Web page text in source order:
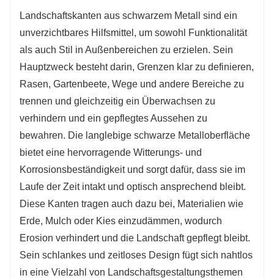
verschiedene Landschaftsstile von modern bis
traditionell. Das schwarze Finish fügt sich
nahtlos in die natürliche Umgebung ein und
verleiht ihm gleichzeitig einen Hauch von
Raffinesse. Es hilft auch dabei, Bodenerosion
zu kontrollieren, Mulch oder Kies
zurückzuhalten und unterstützt die Schaffung
von Hochbeeten oder abgestuften
Landschaften. Die langlebigen und
wetterbeständigen schwarzen Metallkanten
für die Aufrechterhaltung ordentlicher, optisch
ansprechender und gut strukturierter
Außenumgebungen sowohl bei Wohn- als auch
bei Gewerbeprojekten.
Landschaftskanten aus schwarzem Metall sind ein
unverzichtbares Hilfsmittel, um sowohl Funktionalität
als auch Stil in Außenbereichen zu erzielen. Sein
Hauptzweck besteht darin, Grenzen klar zu definieren,
Rasen, Gartenbeete, Wege und andere Bereiche zu
trennen und gleichzeitig ein Überwachsen zu
verhindern und ein gepflegtes Aussehen zu
bewahren. Die langlebige schwarze Metalloberfläche
bietet eine hervorragende Witterungs- und
Korrosionsbeständigkeit und sorgt dafür, dass sie im
Laufe der Zeit intakt und optisch ansprechend bleibt.
Diese Kanten tragen auch dazu bei, Materialien wie
Erde, Mulch oder Kies einzudämmen, wodurch
Erosion verhindert und die Landschaft gepflegt bleibt.
Sein schlankes und zeitloses Design fügt sich nahtlos
in eine Vielzahl von Landschaftsgestaltungsthemen